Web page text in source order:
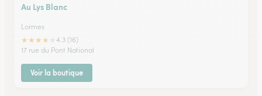
Au Lys Blanc
Lormes
★★★★
4.3 (16)
17 rue du Pont National
Voir la boutique